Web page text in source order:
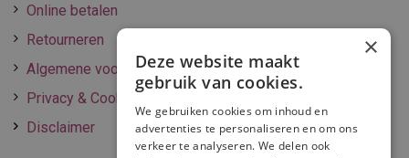
Online betalen
Retourneren
Algemene voorwaarden
Privacy & Cookie policy
Disclaimer
×
Deze website maakt
gebruik van cookies.
We gebruiken cookies om inhoud en
advertenties te personaliseren en om ons
verkeer te analyseren. We delen ook